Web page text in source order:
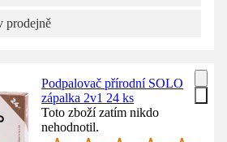
prodejně
Podpalovač přírodní SOLO
zápalka 2v1 24 ks
Toto zboží zatím nikdo
nehodnotil.